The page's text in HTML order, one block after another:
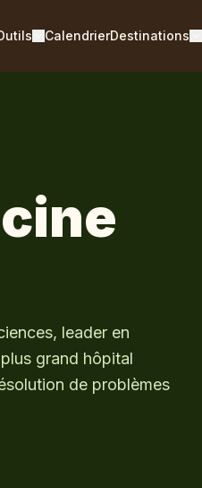
CalendrierDestinations
leader en
grand hôpital
de problèmes